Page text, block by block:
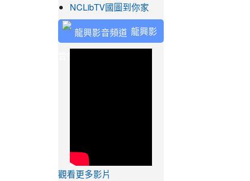
NCLibTV國圖到你家
龍興影
觀看更多影片